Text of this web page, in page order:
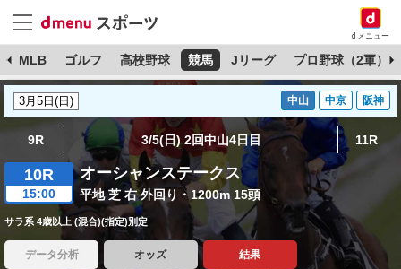
dメニュー
MLB ゴルフ 高校野球 競馬 Jリーグ プロ野球（2軍）
中山 中京 阪神
9R 3/5(日) 2回中山4日目 11R
10R
15:00
オーシャンステークス
平地 芝 右 外回り・1200m 15頭
サラ系 4歳以上 (混合)(指定)別定
データ分析 オッズ 結果